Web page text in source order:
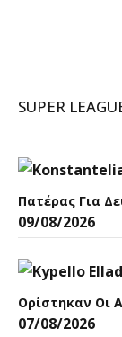
SUPER
Πατέρας Για
09/08/2026
Ορίστηκαν Οι
07/08/2026